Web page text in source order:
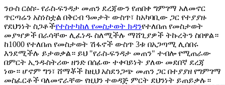
ንዑስ ርዕስ፡- የራስ-ፍንዳታ መጠን ደረጃውን የጠበቀ ግምገማ አለመኖር
ጥርጣሬን አስነስቷል በቅርብ ዓመታት ውስጥ፣ ከአካባቢው ጋር የተያያዙ
የደህንነት ስጋቶችየተስተካከለ የመስታወት ክዳንየተለበጠ የመስታወት
መያዣዎች በራሳቸው ሊፈነዱ ስለሚችሉ ማሸጊያዎች ትኩረትን ስበዋል።
ከ1000 የተለበጠ የመስታወት ሽፋኖች ውስጥ 3ቱ በአጋጣሚ ሊሰበሩ
እንደሚችሉ ይታወቃል። ይህ "የራስ-ፍንዳታ መጠን" ተብሎ የሚጠራው
በምርት ኢንዱስትሪው ዘንድ በሰፊው ተቀባይነት ያለው መደበኛ ደረጃ
ነው። ሆኖም ግን፣ ሸማቾች ከዚህ አስደንጋጭ መጠን ጋር በተያያዘ የግምገማ
መስፈርቶች ባለመኖራቸው የዚህን ተወዳጅ ምርት ደህንነት ይጠይቃሉ።